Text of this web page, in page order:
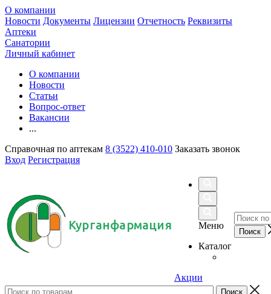
О компании
Новости Документы Лицензии Отчетность Реквизиты
Аптеки
Санатории
Личный кабинет
О компании
Новости
Статьи
Вопрос-ответ
Вакансии
...
Справочная по аптекам 8 (3522) 410-010 Заказать звонок
Вход Регистрация
Курганфармация
Меню
Каталог
Акции